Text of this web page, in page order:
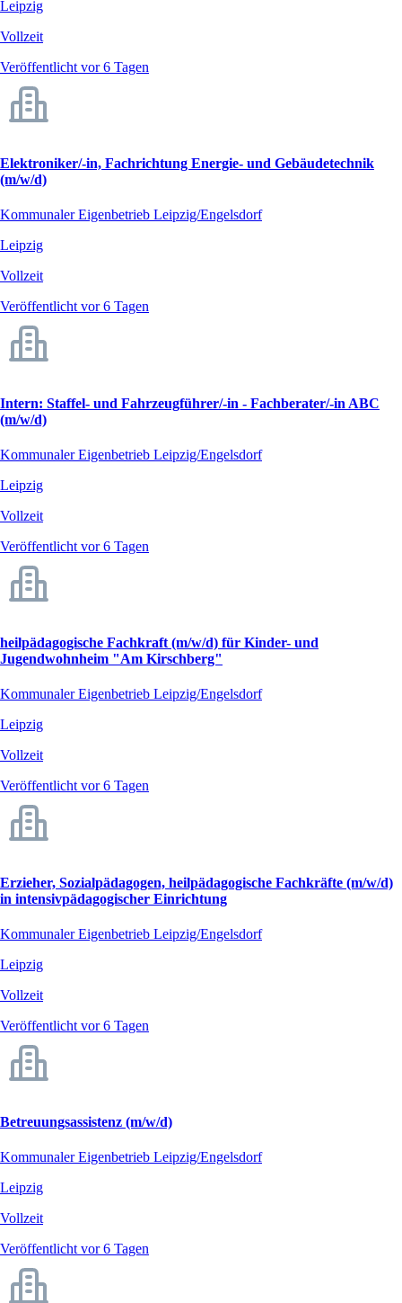
Leipzig
Vollzeit
Veröffentlicht vor 6 Tagen
Elektroniker/-in, Fachrichtung Energie- und Gebäudetechnik
(m/w/d)
Kommunaler Eigenbetrieb Leipzig/Engelsdorf
Leipzig
Vollzeit
Veröffentlicht vor 6 Tagen
Intern: Staffel- und Fahrzeugführer/-in - Fachberater/-in ABC
(m/w/d)
Kommunaler Eigenbetrieb Leipzig/Engelsdorf
Leipzig
Vollzeit
Veröffentlicht vor 6 Tagen
heilpädagogische Fachkraft (m/w/d) für Kinder- und
Jugendwohnheim "Am Kirschberg"
Kommunaler Eigenbetrieb Leipzig/Engelsdorf
Leipzig
Vollzeit
Veröffentlicht vor 6 Tagen
Erzieher, Sozialpädagogen, heilpädagogische Fachkräfte (m/w/d)
in intensivpädagogischer Einrichtung
Kommunaler Eigenbetrieb Leipzig/Engelsdorf
Leipzig
Vollzeit
Veröffentlicht vor 6 Tagen
Betreuungsassistenz (m/w/d)
Kommunaler Eigenbetrieb Leipzig/Engelsdorf
Leipzig
Vollzeit
Veröffentlicht vor 6 Tagen